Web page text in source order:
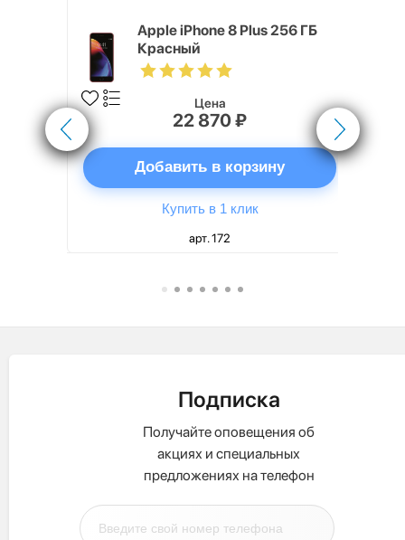
Apple iPhone 8 Plus 256 ГБ
Красный
Цена
22 870 ₽
Добавить в корзину
Купить в 1 клик
арт. 172
Подписка
Получайте оповещения об
акциях и специальных
предложениях на телефон